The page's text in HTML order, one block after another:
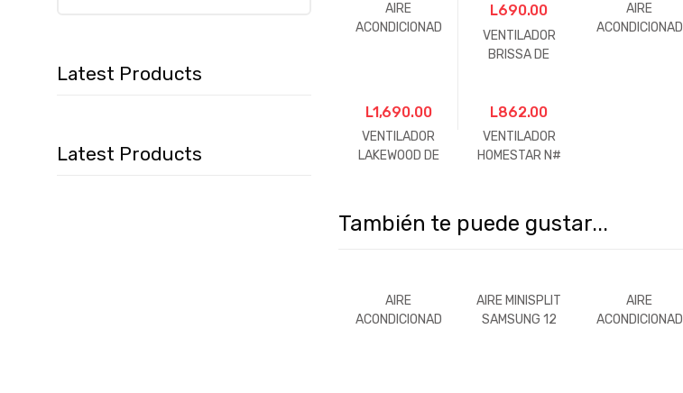
AIRE
ACONDICIONAD
Y
EVAPORADOR
L690.00
VENTILADOR
BRISSA DE
AIRE
ACONDICIONAD
L1,690.00
VENTILADOR
LAKEWOOD DE
L862.00
VENTILADOR
HOMESTAR N#
También te puede gustar...
AIRE
ACONDICIONAD
AIRE MINISPLIT
SAMSUNG 12
AIRE
ACONDICIONAD
Latest Products
Latest Products